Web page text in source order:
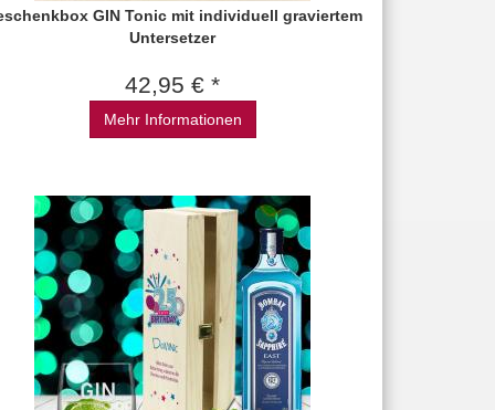
GIN Tonic mit individuell graviertem
Untersetzer
42,95 € *
Mehr Informationen